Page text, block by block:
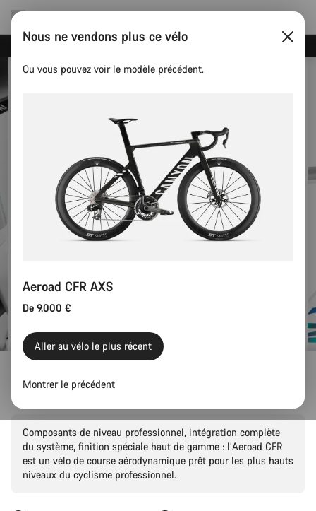
Événements Canyon
Aeroad CFR AXS
Composants de niveau professionnel, intégration complète
du système, finition spéciale haut de gamme : l’Aeroad CFR
est un vélo de course aérodynamique prêt pour les plus hauts
niveaux du cyclisme professionnel.
Nous ne vendons plus ce vélo
Ou vous pouvez voir le modèle précédent.
Aeroad CFR AXS
De 9.000 €
Aller au vélo le plus récent
Montrer le précédent